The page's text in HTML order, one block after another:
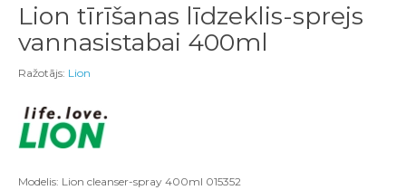
Lion tīrīšanas līdzeklis-sprejs
vannasistabai 400ml
Ražotājs: Lion
Modelis: Lion cleanser-spray 400ml 015352